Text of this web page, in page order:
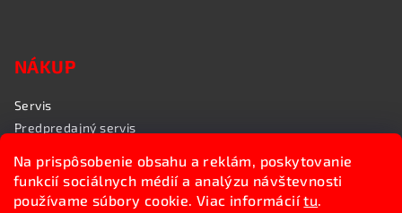
Na prispôsobenie obsahu a reklám, poskytovanie
funkcií sociálnych médií a analýzu návštevnosti
používame súbory cookie. Viac informáciítu.
NÁKUP
Servis
Predpredajný servis
Rozvoz bicyklov
Poradenstvo